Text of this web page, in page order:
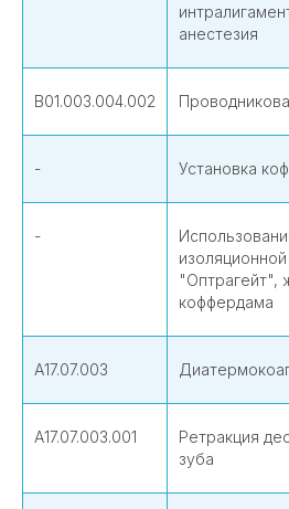
анестезия
В01.003.004.002
- Установка
-
"Оптрагейт",
коффердама
А17.07.003
А17.07.003.001
Ретракция
зуба